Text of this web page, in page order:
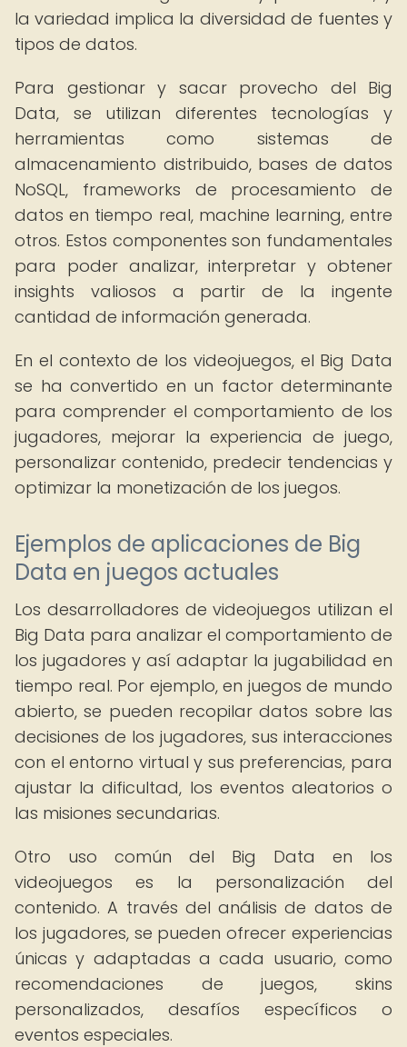
la variedad implica la diversidad de fuentes y
tipos de datos.
Para gestionar y sacar provecho del Big
Data, se utilizan diferentes tecnologías y
herramientas como sistemas de
almacenamiento distribuido, bases de datos
NoSQL, frameworks de procesamiento de
datos en tiempo real, machine learning, entre
otros. Estos componentes son fundamentales
para poder analizar, interpretar y obtener
insights valiosos a partir de la ingente
cantidad de información generada.
En el contexto de los videojuegos, el Big Data
se ha convertido en un factor determinante
para comprender el comportamiento de los
jugadores, mejorar la experiencia de juego,
personalizar contenido, predecir tendencias y
optimizar la monetización de los juegos.
Ejemplos de aplicaciones de Big
Data en juegos actuales
Los desarrolladores de videojuegos utilizan el
Big Data para analizar el comportamiento de
los jugadores y así adaptar la jugabilidad en
tiempo real. Por ejemplo, en juegos de mundo
abierto, se pueden recopilar datos sobre las
decisiones de los jugadores, sus interacciones
con el entorno virtual y sus preferencias, para
ajustar la dificultad, los eventos aleatorios o
las misiones secundarias.
Otro uso común del Big Data en los
videojuegos es la personalización del
contenido. A través del análisis de datos de
los jugadores, se pueden ofrecer experiencias
únicas y adaptadas a cada usuario, como
recomendaciones de juegos, skins
personalizados, desafíos específicos o
eventos especiales.